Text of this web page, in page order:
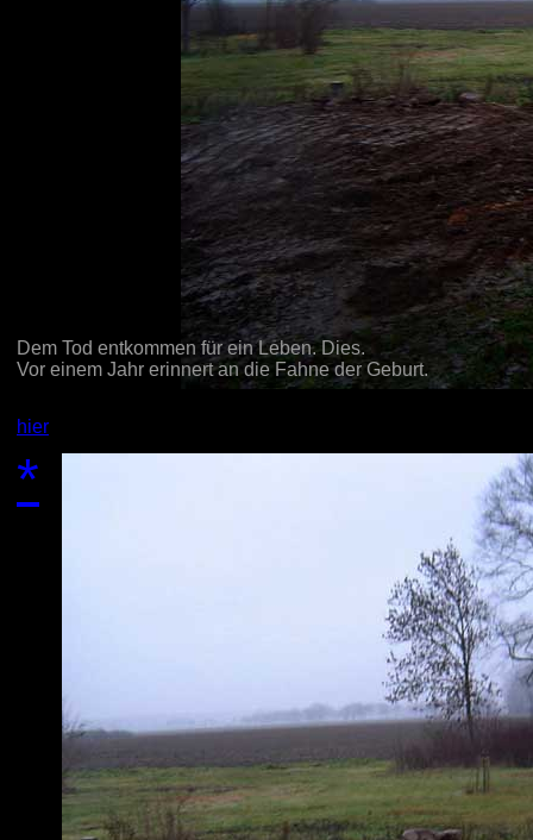
Dem Tod entkommen für ein Leben. Dies.
Vor einem Jahr erinnert an die Fahne der Geburt.
hier
*